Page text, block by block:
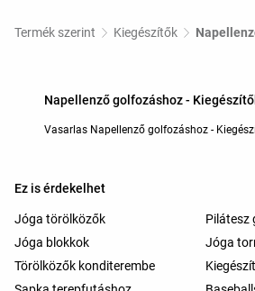
Termék szerint Kiegészítők
Napellenző golfozáshoz -
Vasarlas Napellenző golfozáshoz -
Ez is érdekelhet
Jóga törölközők
Pilátesz
Jóga blokkok
Jóga
Törölközők konditerembe